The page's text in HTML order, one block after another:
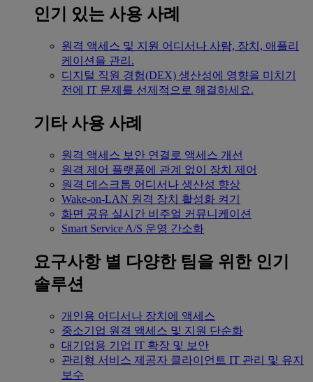
인기 있는 사용 사례
원격 액세스 및 지원 어디서나 사람, 장치, 애플리
케이션을 관리.
디지털 직원 경험(DEX) 생산성에 영향을 미치기
전에 IT 문제를 선제적으로 해결하세요.
기타 사용 사례
원격 액세스 보안 연결로 액세스 개선
원격 제어 플랫폼에 관계 없이 장치 제어
원격 데스크톱 어디서나 생산성 향상
Wake-on-LAN 원격 장치 활성화 켜기
화면 공유 실시간 비주얼 커뮤니케이션
Smart Service A/S 운영 간소화
요구사항 별 다양한 팀을 위한 인기
솔루션
개인용 어디서나 장치에 액세스
중소기업 원격 액세스 및 지원 단순화
대기업용 기업 IT 확장 및 보안
관리형 서비스 제공자 클라이언트 IT 관리 및 유지
보수